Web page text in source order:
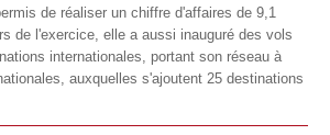
de réaliser un chiffre d'affaires de 9,1
de l'exercice, elle a aussi inauguré des vols
internationales, portant son réseau à
auxquelles s'ajoutent 25 destinations